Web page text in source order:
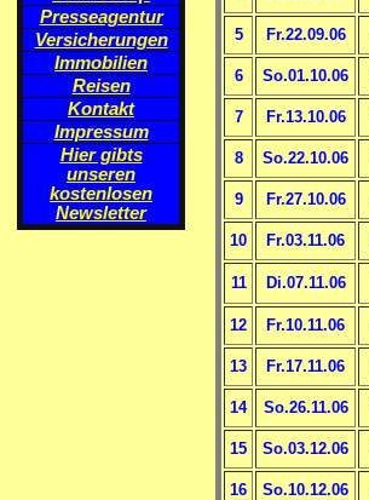
Presseagentur
Versicherungen
Immobilien
Reisen
Kontakt
Impressum
Hier gibts
unseren
kostenlosen
Newsletter
5 Fr.22.09.06
6 So.01.10.06
7 Fr.13.10.06
8 So.22.10.06
9 Fr.27.10.06
10 Fr.03.11.06
11 Di.07.11.06
12 Fr.10.11.06
13 Fr.17.11.06
14 So.26.11.06
15 So.03.12.06
16 So.10.12.06